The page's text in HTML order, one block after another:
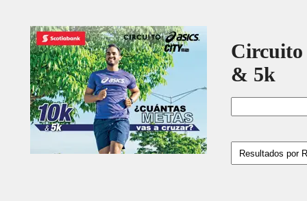
Circuito
& 5k